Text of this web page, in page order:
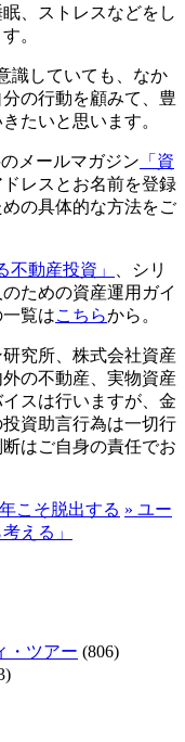
、ストレスなどをし
。
識していても、なか
の行動を顧みて、豊
たいと思います。
メールマガジン 「資
レスとお名前を登録
の具体的な方法をご
不動産投資」
、シリ
ための資産運用ガイ
覧はこちらから。
究所、株式会社資産
の不動産、実物資産
スは行いますが、金
資助言行為は一切行
はご自身の責任でお
こそ脱出する » ユー
える」
・ツアー (806)